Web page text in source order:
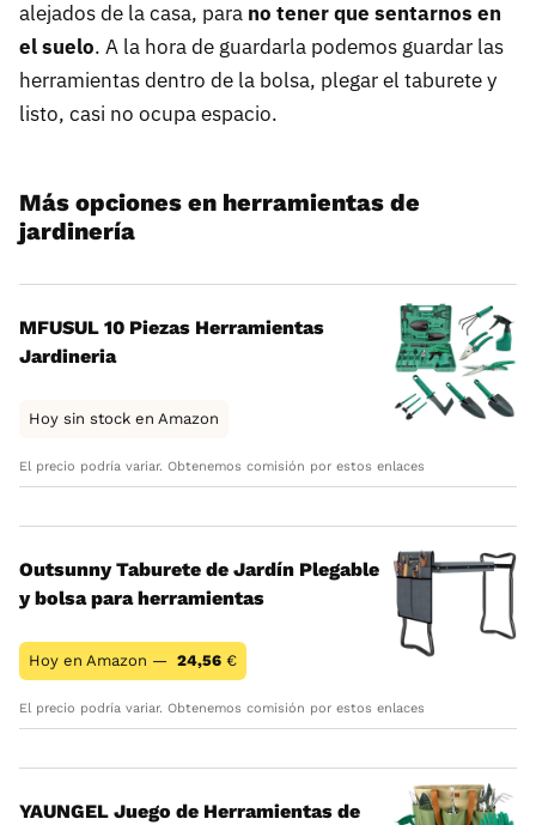
alejados de la casa, para no tener que sentarnos en
el suelo. A la hora de guardarla podemos guardar las
herramientas dentro de la bolsa, plegar el taburete y
listo, casi no ocupa espacio.
Más opciones en herramientas de
jardinería
MFUSUL 10 Piezas Herramientas
Jardineria
Hoy sin stock en Amazon
El precio podría variar. Obtenemos comisión por estos enlaces
Outsunny Taburete de Jardín Plegable
y bolsa para herramientas
Hoy en Amazon — 24,56 €
El precio podría variar. Obtenemos comisión por estos enlaces
YAUNGEL Juego de Herramientas de